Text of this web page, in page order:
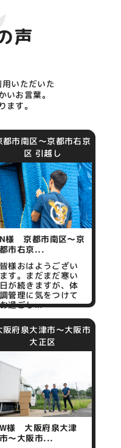
声
いただいた
いお言葉。
ます。
都市南区～京都市右京
区 引越し
N様 京都市南区～京
都市右京...
皆様おはようござい
ます。まだまだ寒い
日が続きますが、体
調管理に気をつけて
お過ごし...
阪府泉大津市～大阪市
大正区
W様 大阪府泉大津
市～大阪市...